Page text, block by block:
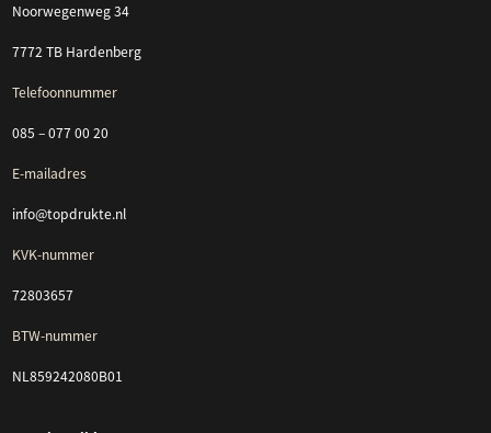
Noorwegenweg 34
7772 TB Hardenberg
Telefoonnummer
085 – 077 00 20
E-mailadres
info@topdrukte.nl
KVK-nummer
72803657
BTW-nummer
NL859242080B01